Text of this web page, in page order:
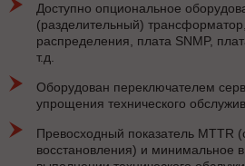
Доступно опциональное
(разделительный)
распределения, плата SNMP,
т.д.
Оборудован переключателем
упрощения технического
Превосходный показатель MTTR
восстановления) и минимальное